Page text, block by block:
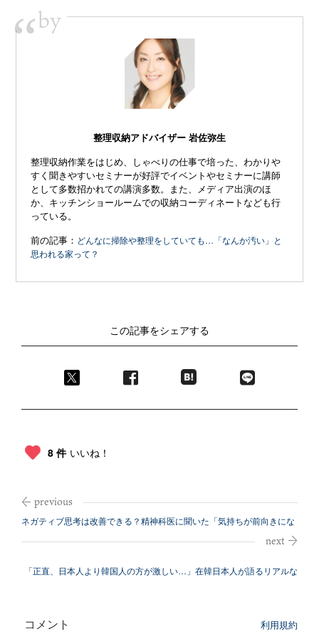
“by
整理収納アドバイザー 岩佐弥生
整理収納作業をはじめ、しゃべりの仕事で培った、わかりや
すく聞きやすいセミナーが好評でイベントやセミナーに講師
として多数招かれての講演多数。また、メディア出演のほ
か、キッチンショールームでの収納コーディネートなども行
っている。
前の記事： どんなに掃除や整理をしていても…「なんか汚い」と
思われる家って？
この記事をシェアする
8 件 いいね！
ネガティブ思考は改善できる？精神科医に聞いた「気持ちが前向きにな
「正直、日本人より韓国人の方が激しい…」在韓日本人が語るリアルな